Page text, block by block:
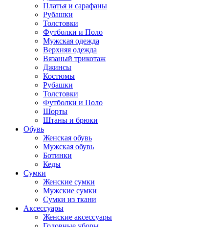
Платья и сарафаны
Рубашки
Толстовки
Футболки и Поло
Мужская одежда
Верхняя одежда
Вязаный трикотаж
Джинсы
Костюмы
Рубашки
Толстовки
Футболки и Поло
Шорты
Штаны и брюки
Обувь
Женская обувь
Мужская обувь
Ботинки
Кеды
Сумки
Женские сумки
Мужские сумки
Сумки из ткани
Аксессуары
Женские аксессуары